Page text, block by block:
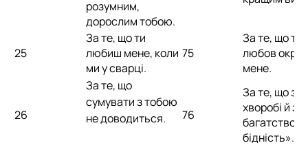
розумним,
дорослим тобою.
25
За те, що ти
любиш мене, коли
ми у сварці.
75
За те, що
любов
мене.
26
За те, що
сумувати з тобою
не доводиться.
76
За те, що з
хворобі й
багатство
бідність»...